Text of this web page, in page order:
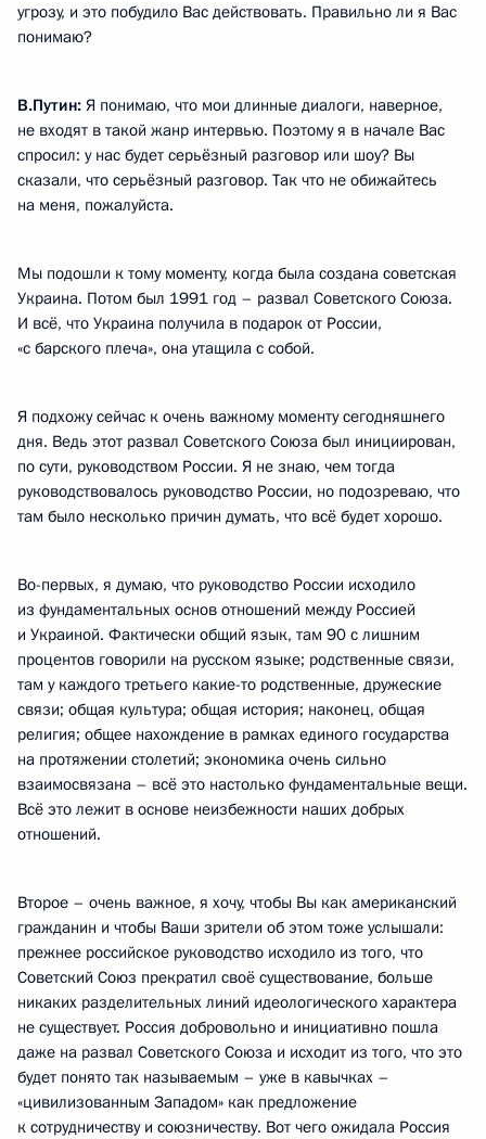
угрозу, и это побудило Вас действовать. Правильно ли я Вас
понимаю?
В.Путин: Я понимаю, что мои длинные диалоги, наверное,
не входят в такой жанр интервью. Поэтому я в начале Вас
спросил: у нас будет серьёзный разговор или шоу? Вы
сказали, что серьёзный разговор. Так что не обижайтесь
на меня, пожалуйста.
Мы подошли к тому моменту, когда была создана советская
Украина. Потом был 1991 год – развал Советского Союза.
И всё, что Украина получила в подарок от России,
«с барского плеча», она утащила с собой.
Я подхожу сейчас к очень важному моменту сегодняшнего
дня. Ведь этот развал Советского Союза был инициирован,
по сути, руководством России. Я не знаю, чем тогда
руководствовалось руководство России, но подозреваю, что
там было несколько причин думать, что всё будет хорошо.
Во-первых, я думаю, что руководство России исходило
из фундаментальных основ отношений между Россией
и Украиной. Фактически общий язык, там 90 с лишним
процентов говорили на русском языке; родственные связи,
там у каждого третьего какие-то родственные, дружеские
связи; общая культура; общая история; наконец, общая
религия; общее нахождение в рамках единого государства
на протяжении столетий; экономика очень сильно
взаимосвязана – всё это настолько фундаментальные вещи.
Всё это лежит в основе неизбежности наших добрых
отношений.
Второе – очень важное, я хочу, чтобы Вы как американский
гражданин и чтобы Ваши зрители об этом тоже услышали:
прежнее российское руководство исходило из того, что
Советский Союз прекратил своё существование, больше
никаких разделительных линий идеологического характера
не существует. Россия добровольно и инициативно пошла
даже на развал Советского Союза и исходит из того, что это
будет понято так называемым – уже в кавычках –
«цивилизованным Западом» как предложение
к сотрудничеству и союзничеству. Вот чего ожидала Россия